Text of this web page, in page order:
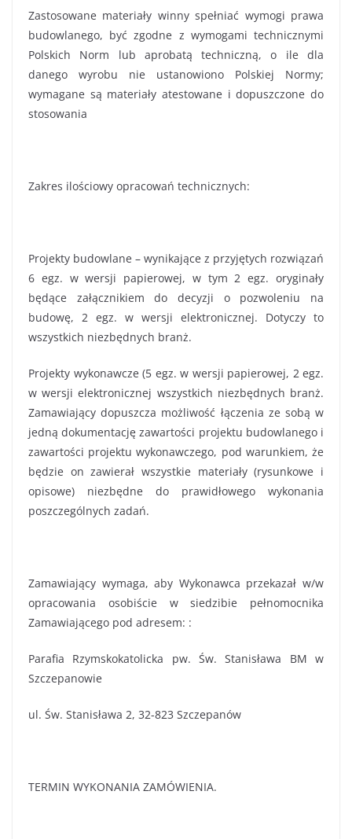
Zastosowane materiały winny spełniać wymogi prawa
budowlanego, być zgodne z wymogami technicznymi
Polskich Norm lub aprobatą techniczną, o ile dla
danego wyrobu nie ustanowiono Polskiej Normy;
wymagane są materiały atestowane i dopuszczone do
stosowania
Zakres ilościowy opracowań technicznych:
Projekty budowlane – wynikające z przyjętych rozwiązań
6 egz. w wersji papierowej, w tym 2 egz. oryginały
będące załącznikiem do decyzji o pozwoleniu na
budowę, 2 egz. w wersji elektronicznej. Dotyczy to
wszystkich niezbędnych branż.
Projekty wykonawcze (5 egz. w wersji papierowej, 2 egz.
w wersji elektronicznej wszystkich niezbędnych branż.
Zamawiający dopuszcza możliwość łączenia ze sobą w
jedną dokumentację zawartości projektu budowlanego i
zawartości projektu wykonawczego, pod warunkiem, że
będzie on zawierał wszystkie materiały (rysunkowe i
opisowe) niezbędne do prawidłowego wykonania
poszczególnych zadań.
Zamawiający wymaga, aby Wykonawca przekazał w/w
opracowania osobiście w siedzibie pełnomocnika
Zamawiającego pod adresem: :
Parafia Rzymskokatolicka pw. Św. Stanisława BM w
Szczepanowie
ul. Św. Stanisława 2, 32-823 Szczepanów
TERMIN WYKONANIA ZAMÓWIENIA.